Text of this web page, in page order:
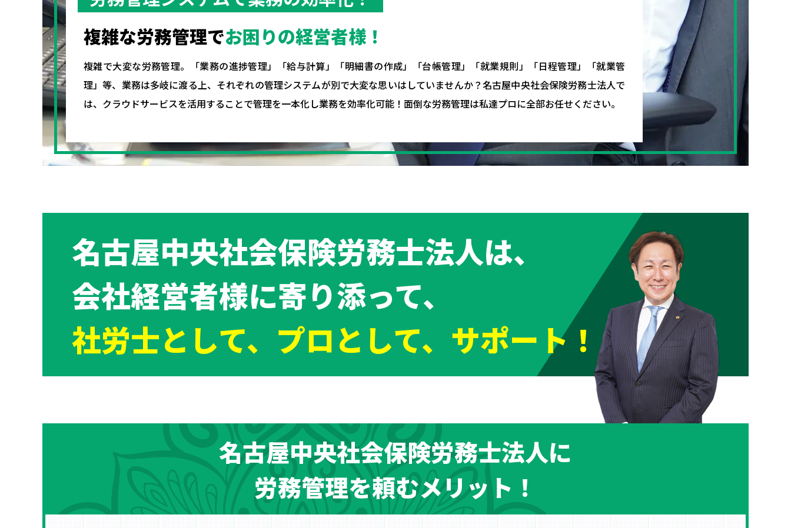
複雑な労務管理でお困りの経営者様！
複雑で大変な労務管理。「業務の進捗管理」「給与計算」「明細書の作成」「台帳管理」「就業規則」「日程管理」「就業管
理」等、業務は多岐に渡る上、それぞれの管理システムが別で大変な思いはしていませんか？名古屋中央社会保険労務士法人で
は、クラウドサービスを活用することで管理を一本化し業務を効率化可能！面倒な労務管理は私達プロに全部お任せください。
名古屋中央社会保険労務士法人は、
会社経営者様に寄り添って、
社労士として、プロとして、サポート！
名古屋中央社会保険労務士法人に
労務管理を頼むメリット！